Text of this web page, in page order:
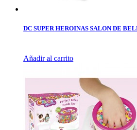
DC SUPER HEROINAS SALON DE
Añadir al carrito